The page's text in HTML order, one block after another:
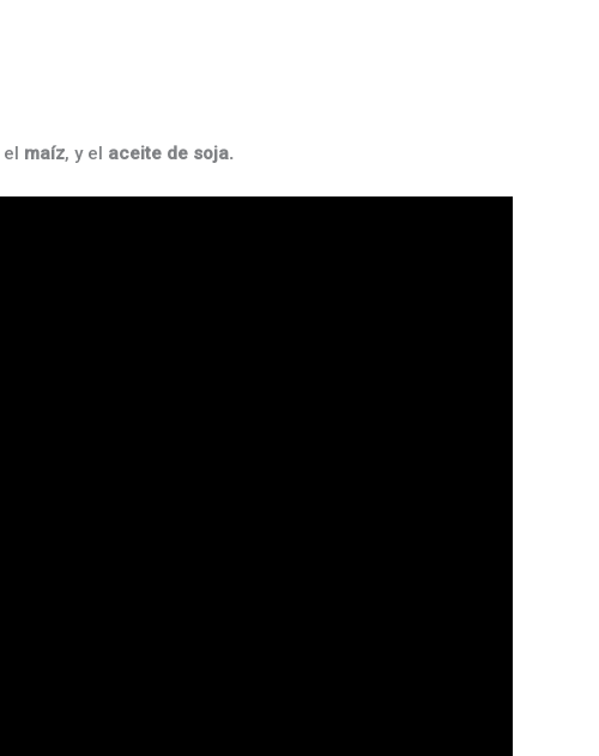
el maíz, y el aceite de soja.